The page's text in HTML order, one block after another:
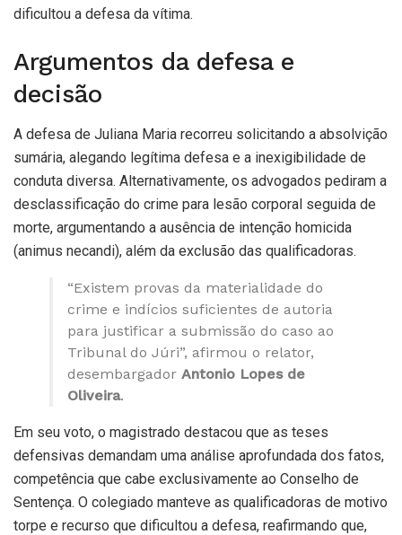
dificultou a defesa da vítima.
Argumentos da defesa e
decisão
A defesa de Juliana Maria recorreu solicitando a absolvição
sumária, alegando legítima defesa e a inexigibilidade de
conduta diversa. Alternativamente, os advogados pediram a
desclassificação do crime para lesão corporal seguida de
morte, argumentando a ausência de intenção homicida
(animus necandi), além da exclusão das qualificadoras.
“Existem provas da materialidade do
crime e indícios suficientes de autoria
para justificar a submissão do caso ao
Tribunal do Júri”, afirmou o relator,
desembargador Antonio Lopes de
Oliveira.
Em seu voto, o magistrado destacou que as teses
defensivas demandam uma análise aprofundada dos fatos,
competência que cabe exclusivamente ao Conselho de
Sentença. O colegiado manteve as qualificadoras de motivo
torpe e recurso que dificultou a defesa, reafirmando que,